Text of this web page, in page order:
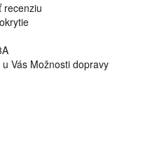
recenziu
Vás Možnosti dopravy